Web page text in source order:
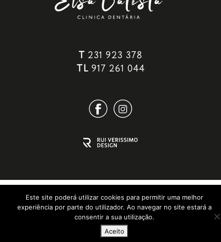
Este site poderá utilizar cookies para permitir uma melhor
experiência por parte do utilizador. Ao navegar no site estará a
consentir a sua utilização.
Aceito
231 923 378
TL 917 261 044